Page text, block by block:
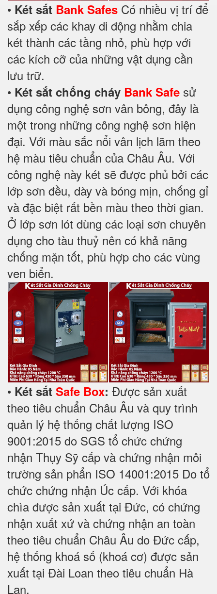
• Két sắt Bank Safes Có nhiều vị trí để
sắp xếp các khay di động nhằm chia
két thành các tầng nhỏ, phù hợp với
các kích cỡ của những vật dụng cần
lưu trữ.
• Két sắt chống cháy Bank Safe sử
dụng công nghệ sơn vân bông, đây là
một trong những công nghệ sơn hiện
đại. Với màu sắc nổi vân lịch lãm theo
hệ màu tiêu chuẩn của Châu Âu. Với
công nghệ này két sẽ được phủ bởi các
lớp sơn đều, dày và bóng mịn, chống gỉ
và đặc biệt rất bền màu theo thời gian.
Ở lớp sơn lót dùng các loại sơn chuyên
dụng cho tàu thuỷ nên có khả năng
chống mặn tốt, phù hợp cho các vùng
ven biển.
• Két sắt Safe Box: Được sản xuất
theo tiêu chuẩn Châu Âu và quy trình
quản lý hệ thống chất lượng ISO
9001:2015 do SGS tổ chức chứng
nhận Thụy Sỹ cấp và chứng nhận môi
trường sản phẩn ISO 14001:2015 Do tổ
chức chứng nhận Úc cấp. Với khóa
chìa được sản xuất tại Đức, có chứng
nhận xuất xứ và chứng nhận an toàn
theo tiêu chuẩn Châu Âu do Đức cấp,
hệ thống khoá số (khoá cơ) được sản
xuất tại Đài Loan theo tiêu chuẩn Hà
Lan.